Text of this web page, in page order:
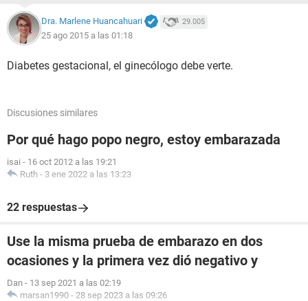
Dra. Marlene Huancahuari 29.005
25 ago 2015 a las 01:18
Diabetes gestacional, el ginecólogo debe verte.
Discusiones similares
Por qué hago popo negro, estoy embarazada
isai - 16 oct 2012 a las 19:21
Ruth - 3 ene 2022 a las 13:23
22 respuestas
Use la misma prueba de embarazo en dos
ocasiones y la primera vez dió negativo y
Dan - 13 sep 2021 a las 02:19
marsan1990 - 28 sep 2023 a las 09:26